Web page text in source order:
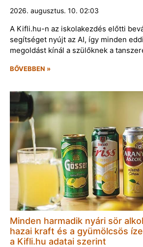
2026. augusztus. 10. 02:03
A Kifli.hu-n az iskolakezdés előtti
segítséget nyújt az AI, így minden
megoldást kínál a szülőknek a
BŐVEBBEN »
Minden harmadik nyári sör
hazai kraft és a gyümölcsös
a Kifli.hu adatai szerint